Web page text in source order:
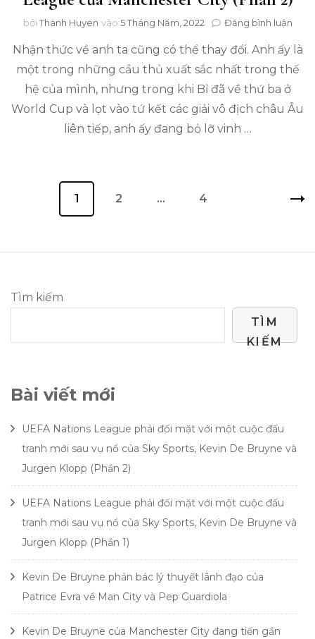
bởi Thanh Huyen vào 5 Tháng Năm, 2022 Đăng bình luận
De
chìa
về
Nhận thức về anh ta cũng có thể thay đổi. Anh ấy là
một trong những cầu thủ xuất sắc nhất trong thế
hệ của mình, nhưng trong khi Bỉ đã về thứ ba ở
World Cup và lọt vào tứ kết các giải vô địch châu Âu
liên tiếp, anh ấy đang bỏ lỡ vinh …
viết
Trang
1 Trang
2 … Trang
4
Tìm kiếm
TÌM
KIẾM
Bài viết mới
UEFA Nations League phải đối mặt với một cuộc đấu
tranh mới sau vụ nổ của Sky Sports, Kevin De Bruyne và
Jurgen Klopp (Phần 2)
UEFA Nations League phải đối mặt với một cuộc đấu
tranh mới sau vụ nổ của Sky Sports, Kevin De Bruyne và
Jurgen Klopp (Phần 1)
Kevin De Bruyne phản bác lý thuyết lãnh đạo của
Patrice Evra về Man City và Pep Guardiola
Kevin De Bruyne của Manchester City đang tiến gần